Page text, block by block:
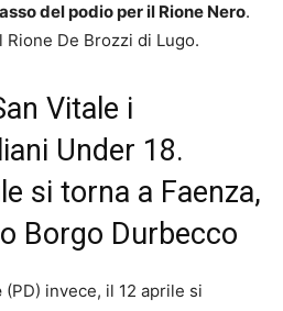
del podio per il Rione Nero.
Rione De Brozzi di Lugo.
Vitale i
Under 18.
si torna a Faenza,
Borgo Durbecco
(PD) invece, il 12 aprile si